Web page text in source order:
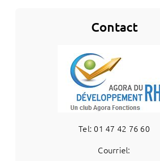
Contact
Tel: 01 47 42 76 60
Courriel: